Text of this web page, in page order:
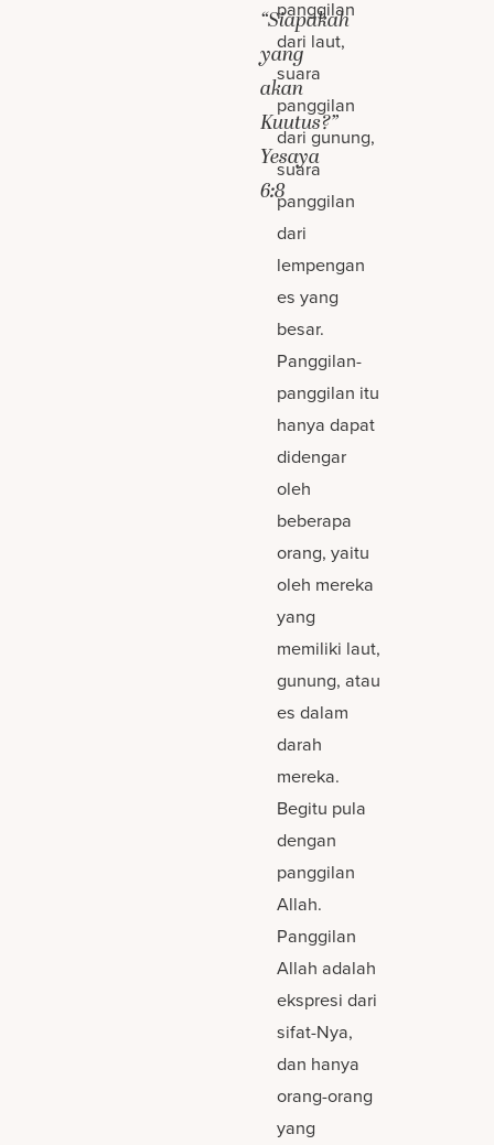
“Siapakah
yang
akan
Kuutus?”
Yesaya
6:8
panggilan
dari laut,
suara
panggilan
dari gunung,
suara
panggilan
dari
lempengan
es yang
besar.
Panggilan-
panggilan itu
hanya dapat
didengar
oleh
beberapa
orang, yaitu
oleh mereka
yang
memiliki laut,
gunung, atau
es dalam
darah
mereka.
Begitu pula
dengan
panggilan
Allah.
Panggilan
Allah adalah
ekspresi dari
sifat-Nya,
dan hanya
orang-orang
yang